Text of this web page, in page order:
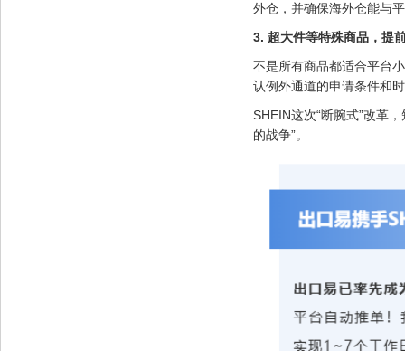
外仓，并确保海外仓能与
3. 超大件等特殊商品，提
不是所有商品都适合平台
认例外通道的申请条件和
SHEIN这次“断腕式”改革
的战争”。